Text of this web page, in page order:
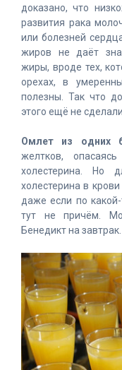
доказано, что
развития рака
или болезней
жиров не даёт
жиры, вроде тех,
орехах, в
полезны. Так что
этого ещё не
Омлет из одних
желтков,
холестерина. Но
холестерина в
даже если по
тут не причём.
Бенедикт на завтрак.